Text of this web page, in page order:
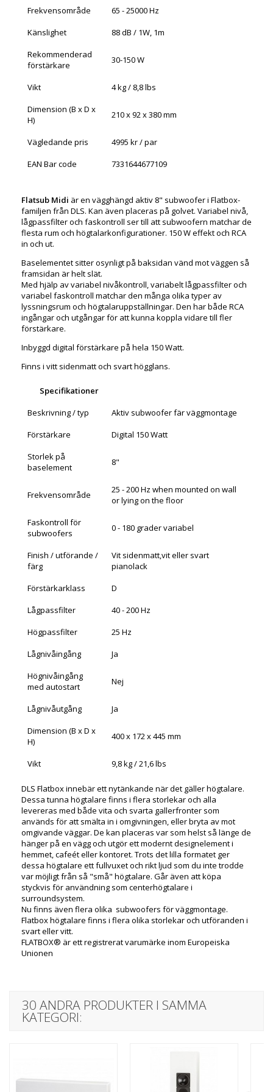
Frekvensområde
65 - 25000 Hz
Känslighet
88 dB / 1W, 1m
Rekommenderad
förstärkare
30-150 W
Vikt
4 kg / 8,8 lbs
Dimension (B x D x
H)
210 x 92 x 380 mm
Vägledande pris
4995 kr / par
EAN Bar code
7331644677109
Flatsub Midi är en vägghängd aktiv 8" subwoofer i Flatbox-
familjen från DLS. Kan även placeras på golvet. Variabel nivå,
lågpassfilter och faskontroll ser till att subwoofern matchar de
flesta rum och högtalarkonfigurationer. 150 W effekt och RCA
in och ut.
Baselementet sitter osynligt på baksidan vänd mot väggen så
framsidan är helt slät.
Med hjälp av variabel nivåkontroll, variabelt lågpassfilter och
variabel faskontroll matchar den många olika typer av
lyssningsrum och högtalaruppställningar. Den har både RCA
ingångar och utgångar för att kunna koppla vidare till fler
förstärkare.
Inbyggd digital förstärkare på hela 150 Watt.
Finns i vitt sidenmatt och svart högglans.
Specifikationer
Beskrivning / typ
Aktiv subwoofer fär väggmontage
Förstärkare
Digital 150 Watt
Storlek på
baselement
8"
Frekvensområde
25 - 200 Hz when mounted on wall
or lying on the floor
Faskontroll för
subwoofers
0 - 180 grader variabel
Finish / utförande /
färg
Vit sidenmatt,vit eller svart
pianolack
Förstärkarklass
D
Lågpassfilter
40 - 200 Hz
Högpassfilter
25 Hz
Lågnivåingång
Ja
Högnivåingång
med autostart
Nej
Lågnivåutgång
Ja
Dimension (B x D x
H)
400 x 172 x 445 mm
Vikt 9,8 kg / 21,6 lbs
DLS Flatbox innebär ett nytänkande när det gäller högtalare.
Dessa tunna högtalare finns i flera storlekar och alla
levereras med både vita och svarta gallerfronter som
används för att smälta in i omgivningen, eller bryta av mot
omgivande väggar. De kan placeras var som helst så länge de
hänger på en vägg och utgör ett modernt designelement i
hemmet, cafeét eller kontoret. Trots det lilla formatet ger
dessa högtalare ett fullvuxet och rikt ljud som du inte trodde
var möjligt från så "små" högtalare. Går även att köpa
styckvis för användning som centerhögtalare i
surroundsystem.
Nu finns även flera olika subwoofers för väggmontage.
Flatbox högtalare finns i flera olika storlekar och utföranden i
svart eller vitt.
FLATBOX® är ett registrerat varumärke inom Europeiska
Unionen
30 ANDRA PRODUKTER I SAMMA
KATEGORI: